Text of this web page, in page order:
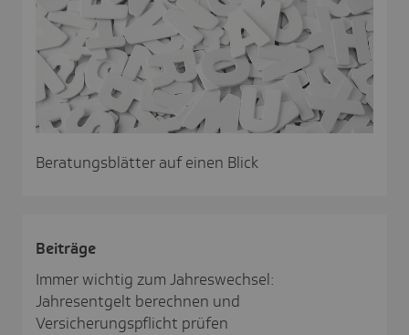
Beratungsblätter auf einen Blick
Beiträge
Immer wichtig zum Jahreswechsel:
Jahresentgelt berechnen und
Versicherungspflicht prüfen